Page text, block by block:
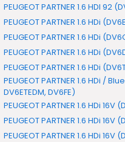
PEUGEOT PARTNER 1.6 HDI 92
PEUGEOT PARTNER 1.6 HDi
PEUGEOT PARTNER 1.6 HDi
PEUGEOT PARTNER 1.6 HDi
PEUGEOT PARTNER 1.6 HDi
PEUGEOT PARTNER 1.6 HDi /
DV6ETEDM, DV6FE)
PEUGEOT PARTNER 1.6 HDi 16V
PEUGEOT PARTNER 1.6 HDi 16V
PEUGEOT PARTNER 1.6 HDi 16V